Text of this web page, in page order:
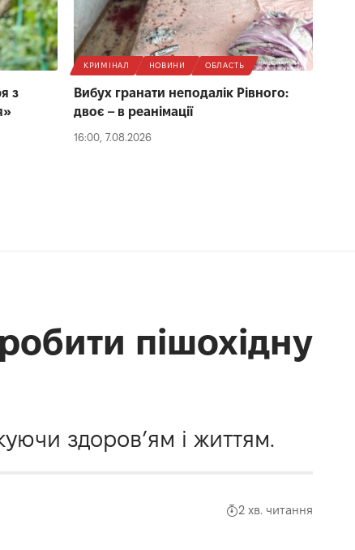
з
КРИМІНАЛ НОВИНИ ОБЛАСТЬ
Вибух гранати неподалік Рівного:
двоє – в реанімації
16:00, 7.08.2026
пішохідну
здоров’ям і життям.
2 хв. читання